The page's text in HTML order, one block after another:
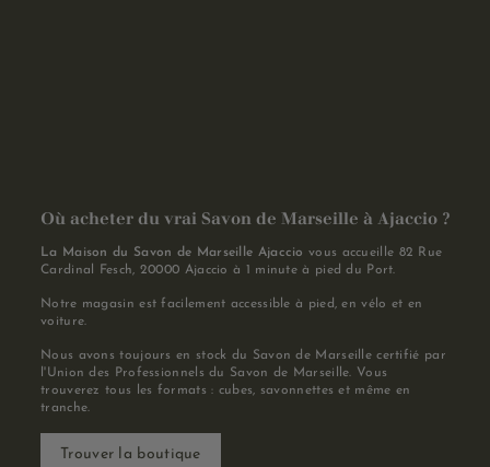
Où acheter du vrai Savon de Marseille à Ajaccio ?
La Maison du Savon de Marseille Ajaccio vous accueille 82 Rue
Cardinal Fesch, 20000 Ajaccio à 1 minute à pied du Port.
Notre magasin est facilement accessible à pied, en vélo et en
voiture.
Nous avons toujours en stock du Savon de Marseille certifié par
l'Union des Professionnels du Savon de Marseille. Vous
trouverez tous les formats : cubes, savonnettes et même en
tranche.
Trouver la boutique